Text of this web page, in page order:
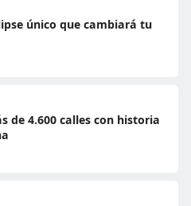
único que cambiará tu
de 4.600 calles con historia